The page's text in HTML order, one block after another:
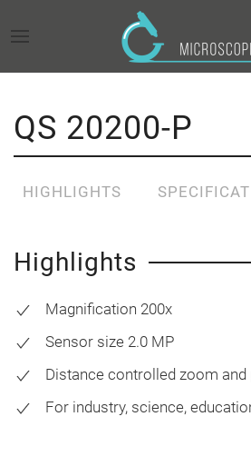
QS 20200-P
HIGHLIGHTS
Highlights
Magnification 200x
Sensor size 2.0 MP
Distance controlled zoom and
For industry, science,